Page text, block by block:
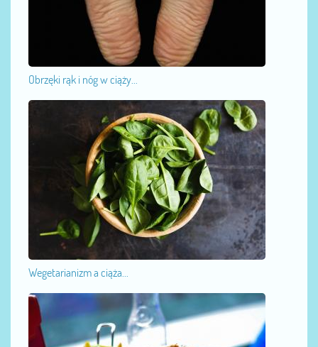
Obrzęki rąk i nóg w ciąży...
Wegetarianizm a ciąża...